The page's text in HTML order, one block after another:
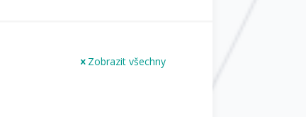
Zobrazit všechny